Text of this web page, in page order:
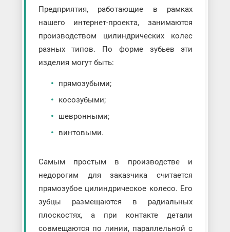
Предприятия, работающие в рамках
нашего интернет-проекта, занимаются
производством цилиндрических колес
разных типов. По форме зубьев эти
изделия могут быть:
прямозубыми;
косозубыми;
шевронными;
винтовыми.
Самым простым в производстве и
недорогим для заказчика считается
прямозубое цилиндрическое колесо. Его
зубцы размещаются в радиальных
плоскостях, а при контакте детали
совмещаются по линии, параллельной с